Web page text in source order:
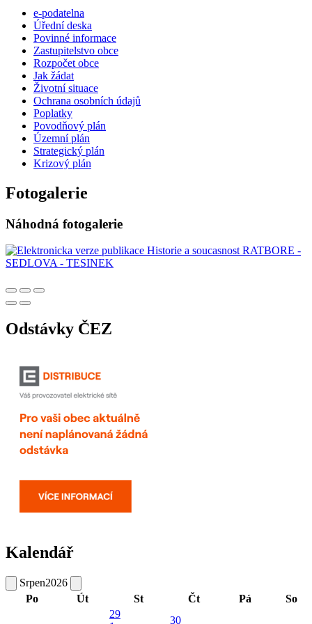
e-podatelna
Úřední deska
Povinné informace
Zastupitelstvo obce
Rozpočet obce
Jak žádat
Životní situace
Ochrana osobních údajů
Poplatky
Povodňový plán
Územní plán
Strategický plán
Krizový plán
Fotogalerie
Náhodná fotogalerie
Odstávky ČEZ
Kalendář
Srpen2026
Po
Út St Čt Pá So
29
30